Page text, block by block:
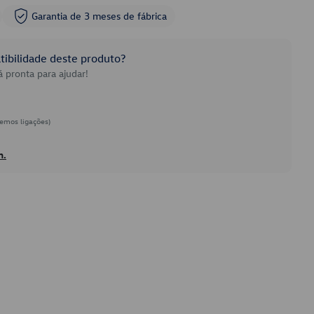
Garantia de 3 meses de fábrica
deste produto?
pronta para ajudar!
ligações)